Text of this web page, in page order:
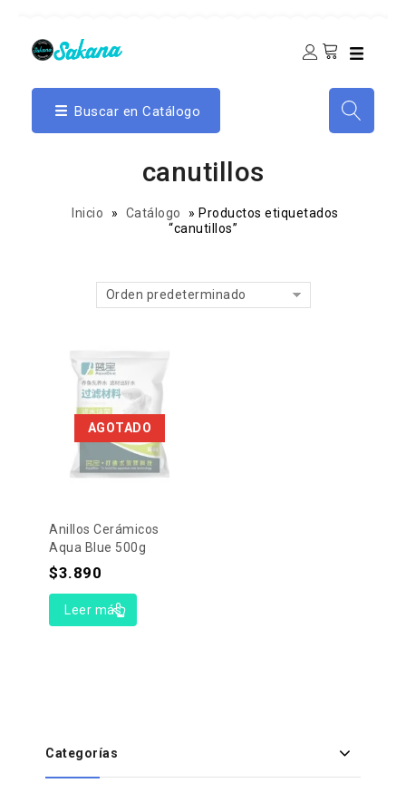
Buscar en Catálogo
canutillos
Inicio » Catálogo » Productos etiquetados
“canutillos”
Orden predeterminado
AGOTADO
Anillos Cerámicos
Aqua Blue 500g
$3.890
Leer más
Categorías